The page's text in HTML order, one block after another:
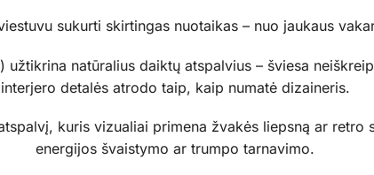
sukurti skirtingas nuotaikas – nuo jaukaus
užtikrina natūralius daiktų atspalvius – šviesa
interjero detalės atrodo taip, kaip numatė dizaineris.
kuris vizualiai primena žvakės liepsną ar
energijos švaistymo ar trumpo tarnavimo.